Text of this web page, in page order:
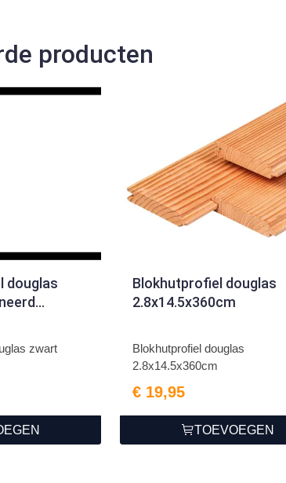
producten
douglas
zwart
Blokhutprofiel douglas
2.8x14.5x360cm
Blokhutprofiel douglas
2.8x14.5x360cm
€ 19,95
TOEVOEGEN